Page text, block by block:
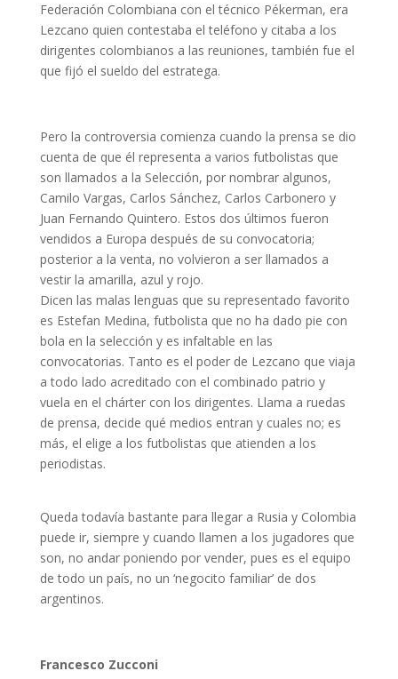
Federación Colombiana con el técnico Pékerman, era
Lezcano quien contestaba el teléfono y citaba a los
dirigentes colombianos a las reuniones, también fue el
que fijó el sueldo del estratega.
Pero la controversia comienza cuando la prensa se dio
cuenta de que él representa a varios futbolistas que
son llamados a la Selección, por nombrar algunos,
Camilo Vargas, Carlos Sánchez, Carlos Carbonero y
Juan Fernando Quintero. Estos dos últimos fueron
vendidos a Europa después de su convocatoria;
posterior a la venta, no volvieron a ser llamados a
vestir la amarilla, azul y rojo.
Dicen las malas lenguas que su representado favorito
es Estefan Medina, futbolista que no ha dado pie con
bola en la selección y es infaltable en las
convocatorias. Tanto es el poder de Lezcano que viaja
a todo lado acreditado con el combinado patrio y
vuela en el chárter con los dirigentes. Llama a ruedas
de prensa, decide qué medios entran y cuales no; es
más, el elige a los futbolistas que atienden a los
periodistas.
Queda todavía bastante para llegar a Rusia y Colombia
puede ir, siempre y cuando llamen a los jugadores que
son, no andar poniendo por vender, pues es el equipo
de todo un país, no un ‘negocito familiar’ de dos
argentinos.
Francesco Zucconi